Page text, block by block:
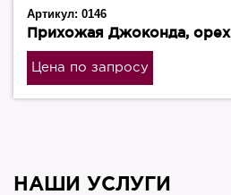
Артикул: 0146
Прихожая Джоконда, орех
Цена по запросу
НАШИ УСЛУГИ